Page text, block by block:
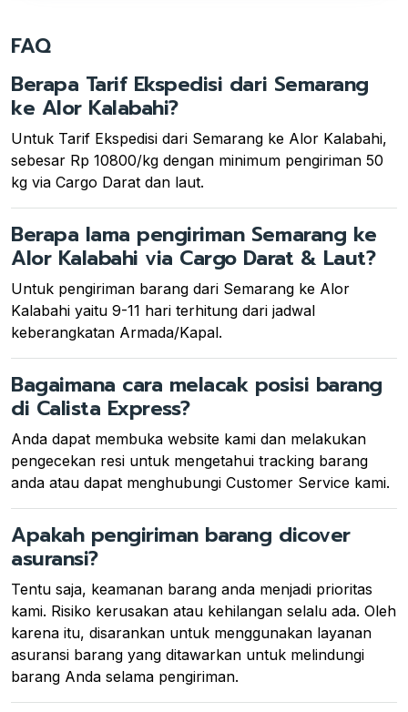
FAQ
Berapa Tarif Ekspedisi dari Semarang
ke Alor Kalabahi?
Untuk Tarif Ekspedisi dari Semarang ke Alor Kalabahi,
sebesar Rp 10800/kg dengan minimum pengiriman 50
kg via Cargo Darat dan laut.
Berapa lama pengiriman Semarang ke
Alor Kalabahi via Cargo Darat & Laut?
Untuk pengiriman barang dari Semarang ke Alor
Kalabahi yaitu 9-11 hari terhitung dari jadwal
keberangkatan Armada/Kapal.
Bagaimana cara melacak posisi barang
di Calista Express?
Anda dapat membuka website kami dan melakukan
pengecekan resi untuk mengetahui tracking barang
anda atau dapat menghubungi Customer Service kami.
Apakah pengiriman barang dicover
asuransi?
Tentu saja, keamanan barang anda menjadi prioritas
kami. Risiko kerusakan atau kehilangan selalu ada. Oleh
karena itu, disarankan untuk menggunakan layanan
asuransi barang yang ditawarkan untuk melindungi
barang Anda selama pengiriman.